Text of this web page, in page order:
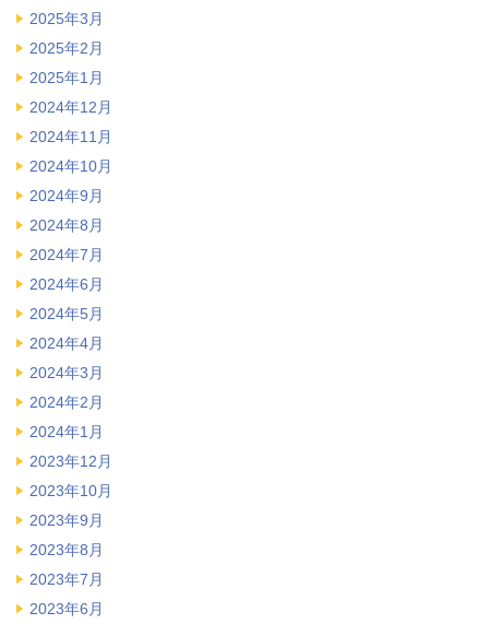
2025年3月
2025年2月
2025年1月
2024年12月
2024年11月
2024年10月
2024年9月
2024年8月
2024年7月
2024年6月
2024年5月
2024年4月
2024年3月
2024年2月
2024年1月
2023年12月
2023年10月
2023年9月
2023年8月
2023年7月
2023年6月